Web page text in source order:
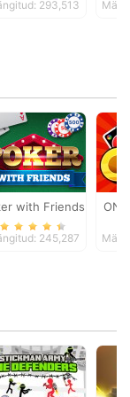
293,513
with Friends
245,287